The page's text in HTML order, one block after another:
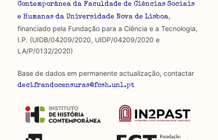
Contemporânea da Faculdade de Ciências Sociais
e Humanas da Universidade Nova de Lisboa,
financiado pela Fundação para a Ciência e a Tecnologia,
I.P. (UIDB/04209/2020, UIDP/04209/2020 e
LA/P/0132/2020)
Base de dados em permanente actualização, contactar
decifrandocensuras@fcsh.unl.pt